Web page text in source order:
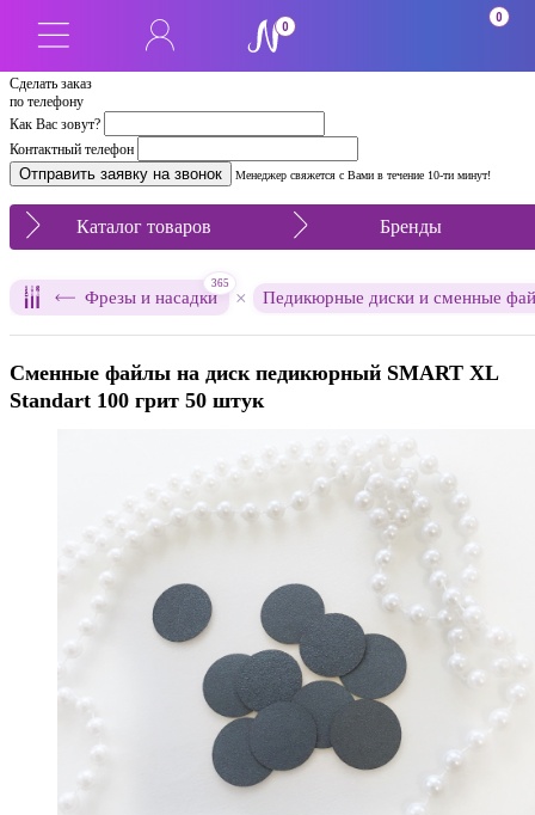
Сделать заказ
по телефону
Как Вас зовут?
Контактный телефон
Менеджер свяжется с Вами в течение 10-ти минут!
0
0
Каталог товаров Бренды
Фрезы и насадки
365
× Педикюрные диски и сменные
Сменные файлы на диск педикюрный SMART XL
Standart 100 грит 50 штук